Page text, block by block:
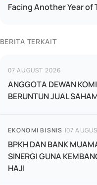
Facing Another Year of
BERITA TERKAIT
07 AUGUST 2026
ANGGOTA DEWAN
BERUNTUN JUAL
EKONOMI BISNIS |07
BPKH DAN BANK
SINERGI GUNA
HAJI